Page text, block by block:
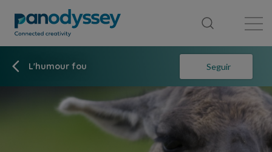
L'humour fou Seguir